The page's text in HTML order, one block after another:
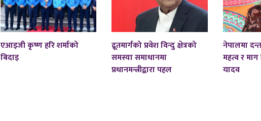
एआइजी कृष्ण हरि शर्माको
बिदाइ
द्रूतमार्गको प्रवेश विन्दु क्षेत्रको
समस्या समाधानमा
प्रधानमन्त्रीद्वारा पहल
नेपालमा
महत्व र
यादव